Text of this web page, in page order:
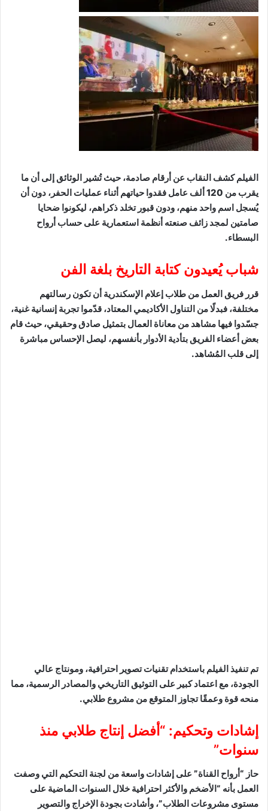
الفيلم كشف النقاب عن أرقام صادمة، حيث تُشير الوثائق إلى أن ما
يقرب من 120 ألف عامل فقدوا حياتهم أثناء عمليات الحفر، دون أن
يُسجل اسم واحد منهم، ودون قبور تخلد ذكراهم، ليكونوا ضحايا
صامتين لمجد زائف صنعته أنظمة استعمارية على حساب أرواح
البسطاء.
شباب يُعيدون كتابة التاريخ بلغة الفن
قرر فريق العمل من طلاب إعلام الإسكندرية أن تكون رسالتهم
مختلفة، فبدلًا من التناول الأكاديمي المعتاد، قدّموا تجربة إنسانية غنية،
جسّدوا فيها مشاهد من معاناة العمال بتمثيل صادق وحقيقي، حيث قام
بعض أعضاء الفريق بتأدية الأدوار بأنفسهم، ليصل الإحساس مباشرة
إلى قلب المُشاهد.
تم تنفيذ الفيلم باستخدام تقنيات تصوير احترافية، ومونتاج عالي
الجودة، مع اعتماد كبير على التوثيق التاريخي والمصادر الرسمية، مما
منحه قوة وعمقًا تجاوز المتوقع من مشروع طلابي.
إشادات وتحكيم: “أفضل إنتاج طلابي منذ
سنوات”
حاز “أرواح القناة” على إشادات واسعة من لجنة التحكيم التي وصفت
العمل بأنه “الأضخم والأكثر احترافية خلال السنوات الماضية على
مستوى مشروعات الطلاب”، وأشادت بجودة الإخراج والتصوير